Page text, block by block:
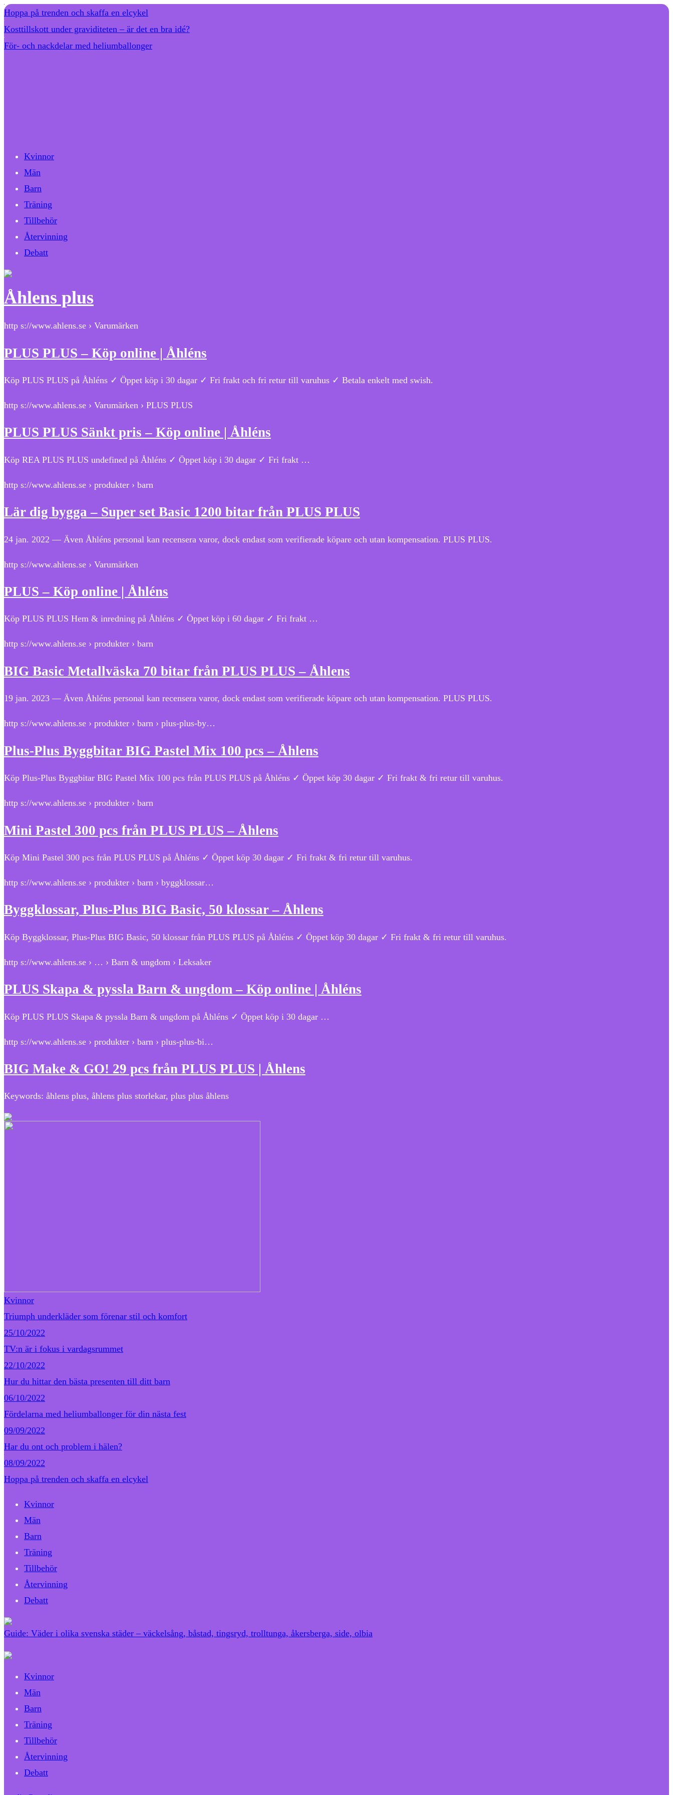
Hoppa på trenden och skaffa en elcykel
Kosttillskott under graviditeten – är det en bra idé?
För- och nackdelar med heliumballonger
Kvinnor
Män
Barn
Träning
Tillbehör
Återvinning
Debatt
Åhlens plus
http s://www.ahlens.se › Varumärken
PLUS PLUS – Köp online | Åhléns
Köp PLUS PLUS på Åhléns ✓ Öppet köp i 30 dagar ✓ Fri frakt och fri retur till varuhus ✓ Betala enkelt med swish.
http s://www.ahlens.se › Varumärken › PLUS PLUS
PLUS PLUS Sänkt pris – Köp online | Åhléns
Köp REA PLUS PLUS undefined på Åhléns ✓ Öppet köp i 30 dagar ✓ Fri frakt …
http s://www.ahlens.se › produkter › barn
Lär dig bygga – Super set Basic 1200 bitar från PLUS PLUS
24 jan. 2022 — Även Åhléns personal kan recensera varor, dock endast som verifierade köpare och utan kompensation. PLUS PLUS.
http s://www.ahlens.se › Varumärken
PLUS – Köp online | Åhléns
Köp PLUS PLUS Hem & inredning på Åhléns ✓ Öppet köp i 60 dagar ✓ Fri frakt …
http s://www.ahlens.se › produkter › barn
BIG Basic Metallväska 70 bitar från PLUS PLUS – Åhlens
19 jan. 2023 — Även Åhléns personal kan recensera varor, dock endast som verifierade köpare och utan kompensation. PLUS PLUS.
http s://www.ahlens.se › produkter › barn › plus-plus-by…
Plus-Plus Byggbitar BIG Pastel Mix 100 pcs – Åhlens
Köp Plus-Plus Byggbitar BIG Pastel Mix 100 pcs från PLUS PLUS på Åhléns ✓ Öppet köp 30 dagar ✓ Fri frakt & fri retur till varuhus.
http s://www.ahlens.se › produkter › barn
Mini Pastel 300 pcs från PLUS PLUS – Åhlens
Köp Mini Pastel 300 pcs från PLUS PLUS på Åhléns ✓ Öppet köp 30 dagar ✓ Fri frakt & fri retur till varuhus.
http s://www.ahlens.se › produkter › barn › byggklossar…
Byggklossar, Plus-Plus BIG Basic, 50 klossar – Åhlens
Köp Byggklossar, Plus-Plus BIG Basic, 50 klossar från PLUS PLUS på Åhléns ✓ Öppet köp 30 dagar ✓ Fri frakt & fri retur till varuhus.
http s://www.ahlens.se › … › Barn & ungdom › Leksaker
PLUS Skapa & pyssla Barn & ungdom – Köp online | Åhléns
Köp PLUS PLUS Skapa & pyssla Barn & ungdom på Åhléns ✓ Öppet köp i 30 dagar …
http s://www.ahlens.se › produkter › barn › plus-plus-bi…
BIG Make & GO! 29 pcs från PLUS PLUS | Åhlens
Keywords: åhlens plus, åhlens plus storlekar, plus plus åhlens
Kvinnor
Triumph underkläder som förenar stil och komfort
25/10/2022
TV:n är i fokus i vardagsrummet
22/10/2022
Hur du hittar den bästa presenten till ditt barn
06/10/2022
Fördelarna med heliumballonger för din nästa fest
09/09/2022
Har du ont och problem i hälen?
08/09/2022
Hoppa på trenden och skaffa en elcykel
Kvinnor
Män
Barn
Träning
Tillbehör
Återvinning
Debatt
Guide: Väder i olika svenska städer – väckelsång, båstad, tingsryd, trolltunga, åkersberga, side, olbia
Kvinnor
Män
Barn
Träning
Tillbehör
Återvinning
Debatt